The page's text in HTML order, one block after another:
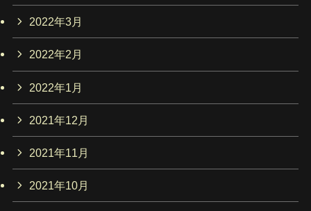
2022年3月
2022年2月
2022年1月
2021年12月
2021年11月
2021年10月